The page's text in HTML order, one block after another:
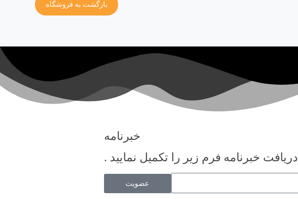
بازگشت به فروشگاه
خبرنامه
خبرنامه فرم زیر را تکمیل نمایید .
عضویت